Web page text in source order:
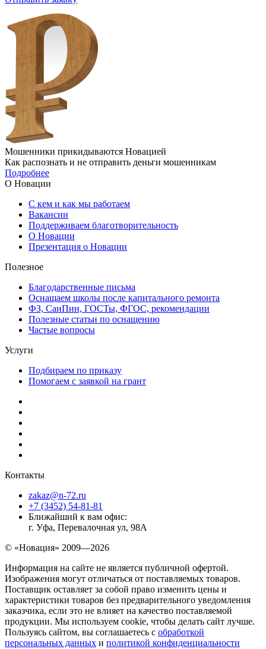
Мошенники прикидываются Новацией
Как распознать и не отправить деньги мошенникам
Подробнее
О Новации
С кем и как мы работаем
Вакансии
Поддерживаем благотворительность
О Новации
Презентация о Новации
Полезное
Благодарственные письма
Оснащаем школы после капитального ремонта
ФЗ, СанПин, ГОСТы, ФГОС, рекомендации
Полезные статьи по оснащению
Частые вопросы
Услуги
Подбираем по приказу
Помогаем с заявкой на грант
Контакты
zakaz@n-72.ru
+7 (3452) 54-81-81
Ближайший к вам офис:
г. Уфа, Перевалочная ул, 98А
© «Новация» 2009—2026
Информация на сайте не является публичной офертой.
Изображения могут отличаться от поставляемых товаров.
Поставщик оставляет за собой право изменить цены и
характеристики товаров без предварительного уведомления
заказчика, если это не влияет на качество поставляемой
продукции. Мы используем cookie, чтобы делать сайт лучше.
Пользуясь сайтом, вы соглашаетесь с обработкой
персональных данных и политикой конфиденциальности